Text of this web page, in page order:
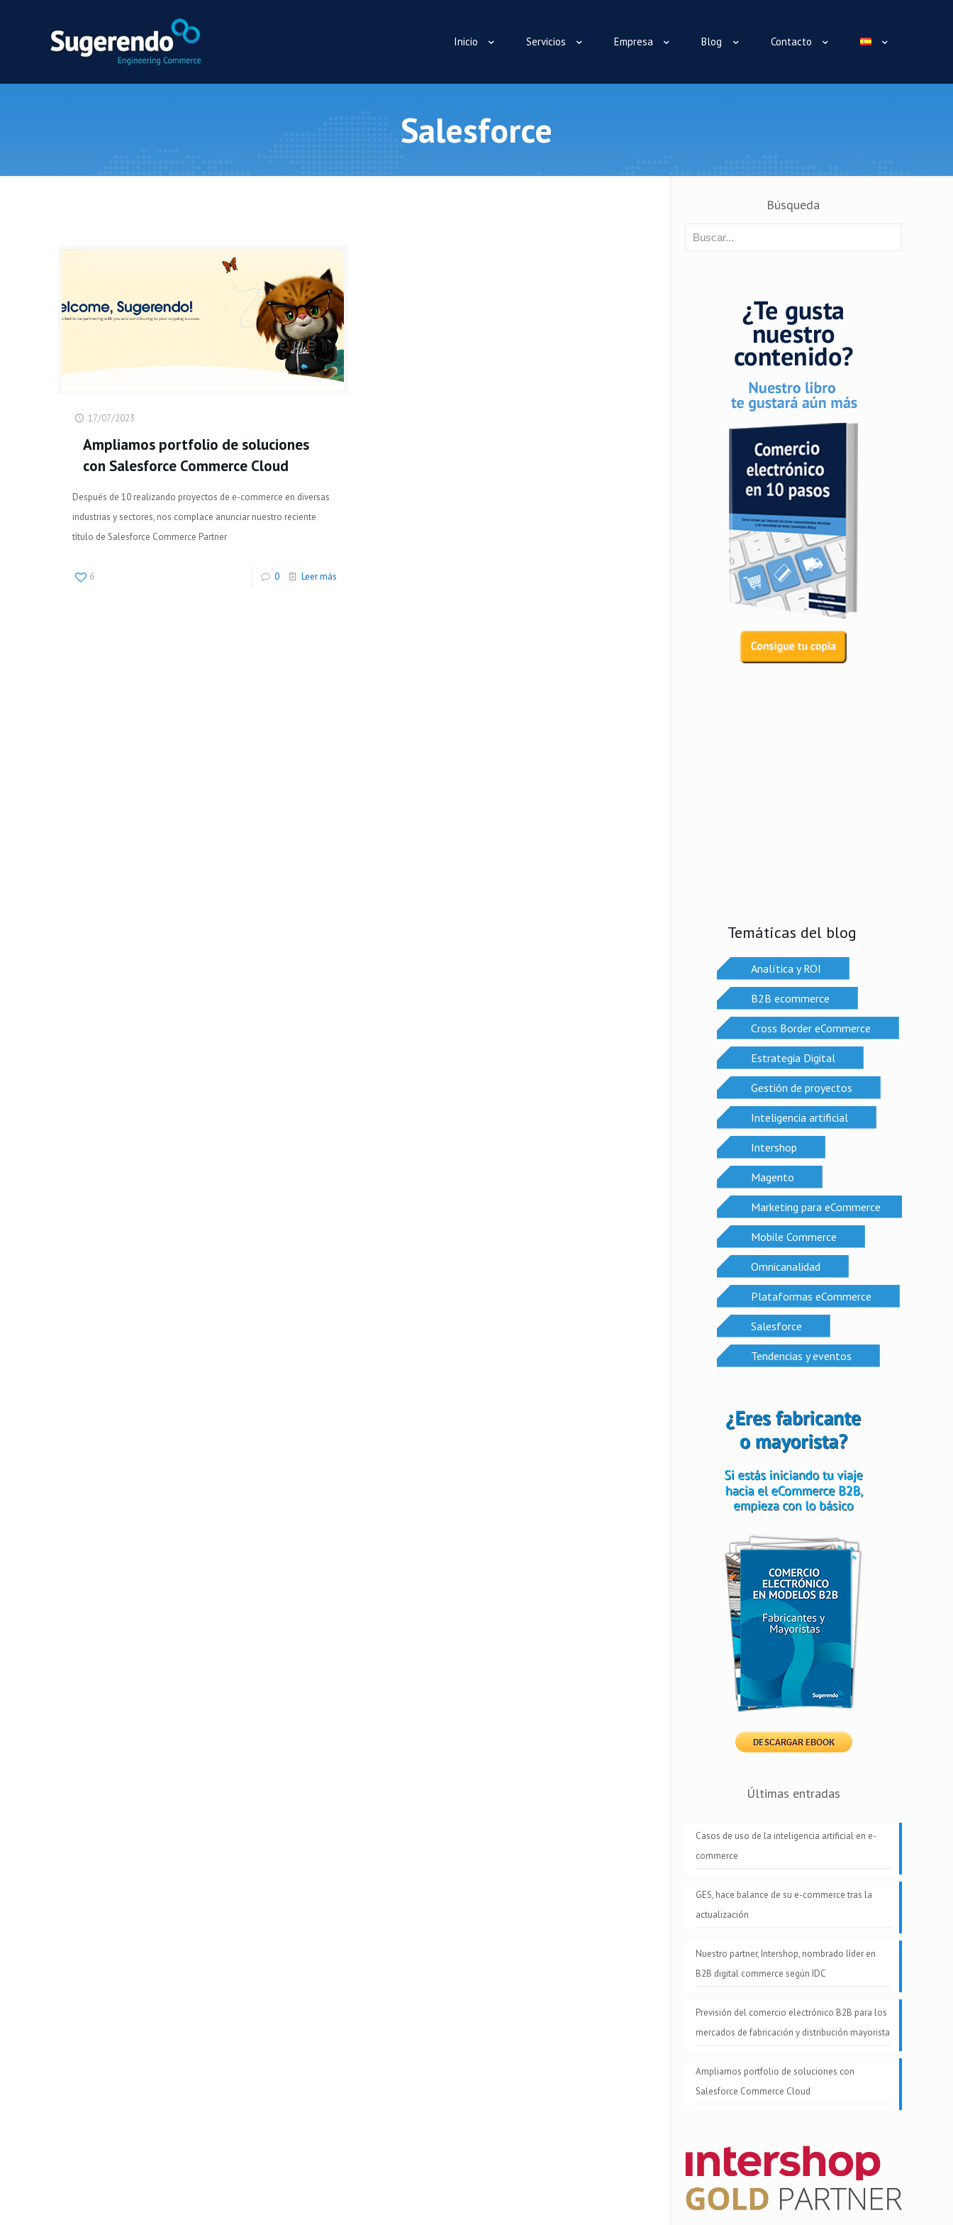
Inicio Servicios Empresa Blog Contacto
Salesforce
17/07/2023
Ampliamos portfolio de soluciones
con Salesforce Commerce Cloud
Después de 10 realizando proyectos de e-commerce en diversas
industrias y sectores, nos complace anunciar nuestro reciente
título de Salesforce Commerce Partner
6 0 Leer más
Búsqueda
Temáticas del blog
Analítica y ROI
B2B ecommerce
Cross Border eCommerce
Estrategia Digital
Gestión de proyectos
Inteligencia artificial
Intershop
Magento
Marketing para eCommerce
Mobile Commerce
Omnicanalidad
Plataformas eCommerce
Salesforce
Tendencias y eventos
Últimas entradas
Casos de uso de la inteligencia artificial en e-
commerce
GES, hace balance de su e-commerce tras la
actualización
Nuestro partner, Intershop, nombrado líder en
B2B digital commerce según IDC
Previsión del comercio electrónico B2B para los
mercados de fabricación y distribución mayorista
Ampliamos portfolio de soluciones con
Salesforce Commerce Cloud